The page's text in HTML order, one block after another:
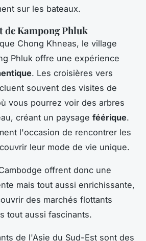
sur les bateaux.
de Kampong Phluk
Chong Khneas, le village
Phluk offre une expérience
. Les croisières vers
souvent des visites de
vous pourrez voir des arbres
créant un paysage féérique.
l'occasion de rencontrer les
leur mode de vie unique.
offrent donc une
mais tout aussi enrichissante,
des marchés flottants
tout aussi fascinants.
de l'Asie du Sud-Est sont des